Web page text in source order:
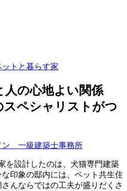
ットと暮らす家
の心地よい関係
スペシャリストがつ
ン 一級建築士事務所
を設計したのは、犬猫専門建築
印象の邸内には、ペット共生住
んならではの工夫が盛りだくさ